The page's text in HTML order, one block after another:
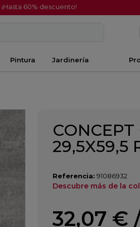
60% descuento!
Pintura Jardinería
CONCEPT
29,5X59,5
Referencia: 91086932
Descubre más de la
32,07 €